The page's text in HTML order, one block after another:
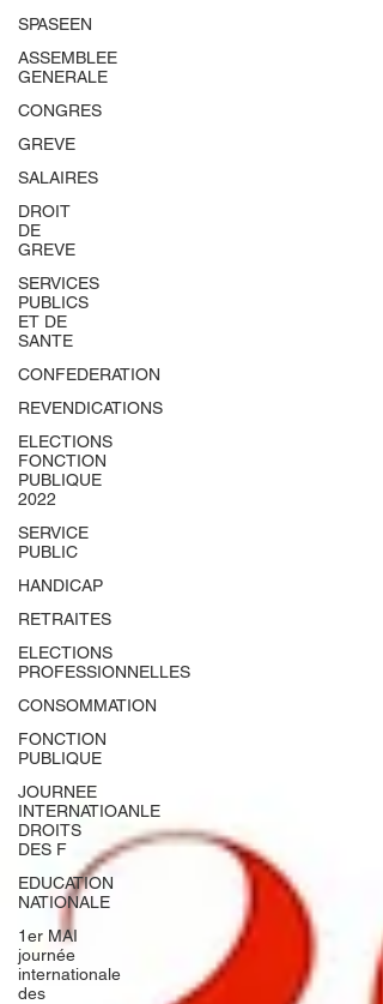
SPASEEN
ASSEMBLEE
GENERALE
CONGRES
GREVE
SALAIRES
DROIT
DE
GREVE
SERVICES
PUBLICS
ET DE
SANTE
CONFEDERATION
REVENDICATIONS
ELECTIONS
FONCTION
PUBLIQUE
2022
SERVICE
PUBLIC
HANDICAP
RETRAITES
ELECTIONS
PROFESSIONNELLES
CONSOMMATION
FONCTION
PUBLIQUE
JOURNEE
INTERNATIOANLE
DROITS
DES F
EDUCATION
NATIONALE
1er MAI
journée
internationale
des